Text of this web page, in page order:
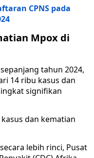
CPNS pada
Mpox di
tahun 2024,
14 ribu kasus dan
signifikan
dan kematian
lebih rinci, Pusat